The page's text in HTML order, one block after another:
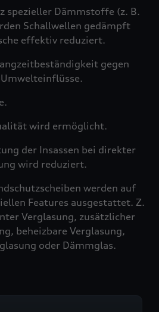
spezieller Dämmstoffe (z. B.
Schallwellen gedämpft
effektiv reduziert.
gegen
wird ermöglicht.
der Insassen bei direkter
wird reduziert.
werden auf
Features ausgestattet. Z.
Verglasung, zusätzlicher
beheizbare Verglasung,
oder Dämmglas.